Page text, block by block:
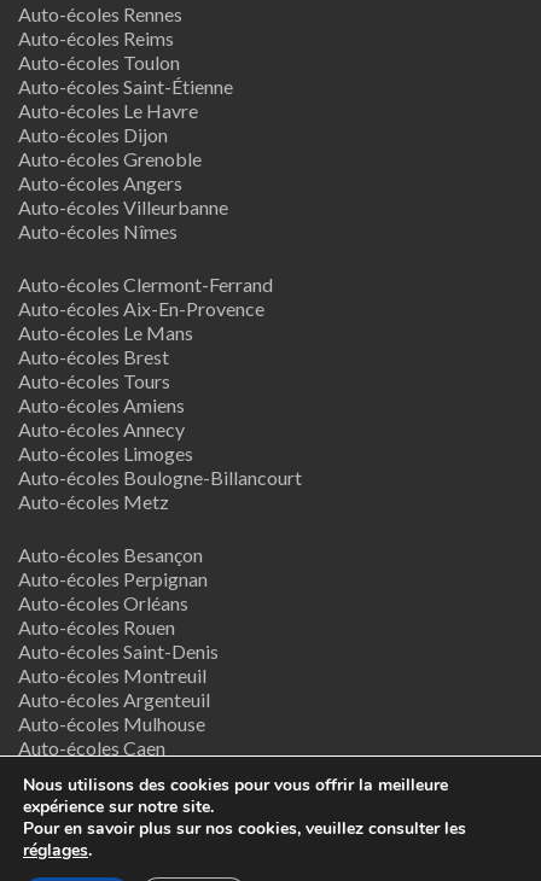
Auto-écoles Rennes
Auto-écoles Reims
Auto-écoles Toulon
Auto-écoles Saint-Étienne
Auto-écoles Le Havre
Auto-écoles Dijon
Auto-écoles Grenoble
Auto-écoles Angers
Auto-écoles Villeurbanne
Auto-écoles Nîmes
Auto-écoles Clermont-Ferrand
Auto-écoles Aix-En-Provence
Auto-écoles Le Mans
Auto-écoles Brest
Auto-écoles Tours
Auto-écoles Amiens
Auto-écoles Annecy
Auto-écoles Limoges
Auto-écoles Boulogne-Billancourt
Auto-écoles Metz
Auto-écoles Besançon
Auto-écoles Perpignan
Auto-écoles Orléans
Auto-écoles Rouen
Auto-écoles Saint-Denis
Auto-écoles Montreuil
Auto-écoles Argenteuil
Auto-écoles Mulhouse
Auto-écoles Caen
Termes & Conditions
Nous utilisons des cookies pour vous offrir la meilleure
expérience sur notre site.
Pour en savoir plus sur nos cookies, veuillez consulter les
réglages.